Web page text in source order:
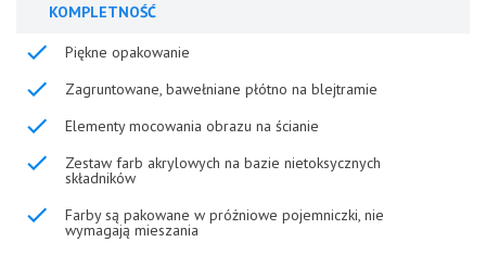
KOMPLETNOŚĆ
Piękne opakowanie
Zagruntowane, bawełniane płótno na blejtramie
Elementy mocowania obrazu na ścianie
Zestaw farb akrylowych na bazie nietoksycznych
składników
Farby są pakowane w próżniowe pojemniczki, nie
wymagają mieszania